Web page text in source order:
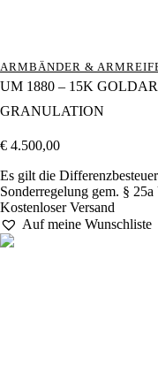
ARMBÄNDER &
UM 1880 – 15K
GRANULATION
€ 4.500,00
Es gilt die
Sonderregelung gem. § 25a
Kostenloser Versand
Auf meine Wunschliste